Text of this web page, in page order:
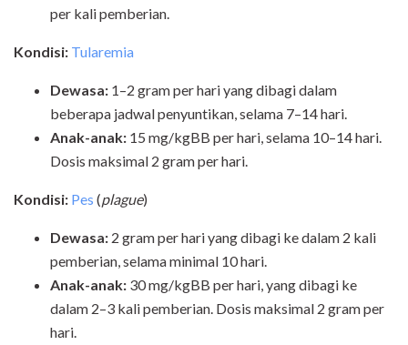
per kali pemberian.
Kondisi: Tularemia
Dewasa: 1–2 gram per hari yang dibagi dalam
beberapa jadwal penyuntikan, selama 7–14 hari.
Anak-anak: 15 mg/kgBB per hari, selama 10–14 hari.
Dosis maksimal 2 gram per hari.
Kondisi: Pes (plague)
Dewasa: 2 gram per hari yang dibagi ke dalam 2 kali
pemberian, selama minimal 10 hari.
Anak-anak: 30 mg/kgBB per hari, yang dibagi ke
dalam 2–3 kali pemberian. Dosis maksimal 2 gram per
hari.